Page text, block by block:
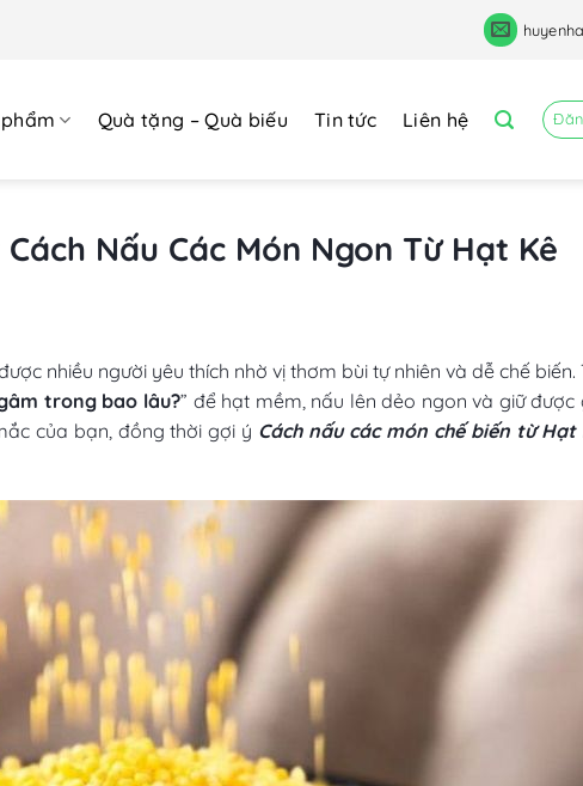
Quà tặng – Quà biếu Tin tức Liên hệ
Nấu Các Món Ngon Từ Hạt Kê
nhiều người yêu thích nhờ vị thơm bùi tự nhiên và dễ chế biến.
trong bao lâu?” để hạt mềm, nấu lên dẻo ngon và giữ được
của bạn, đồng thời gợi ý Cách nấu các món chế biến từ Hạt